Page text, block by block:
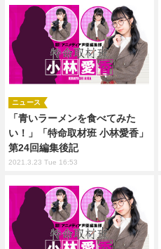
「青いラーメンを食べてみた
い！」「特命取材班 小林愛香」
第24回編集後記
ニュース
2021.3.23 Tue 16:53